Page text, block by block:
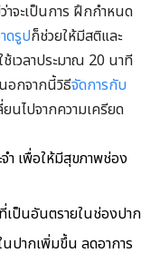
าจะเป็นการ ฝึกกำหนด
ดรูปก็ช่วยให้มีสติและ
เวลาประมาณ 20 นาที
อกจากนี้วิธีจัดการกับ
นไปจากความเครียด
ำ เพื่อให้มีสุขภาพช่อง
เป็นอันตรายในช่องปาก
นปากเพิ่มขึ้น ลดอาการ